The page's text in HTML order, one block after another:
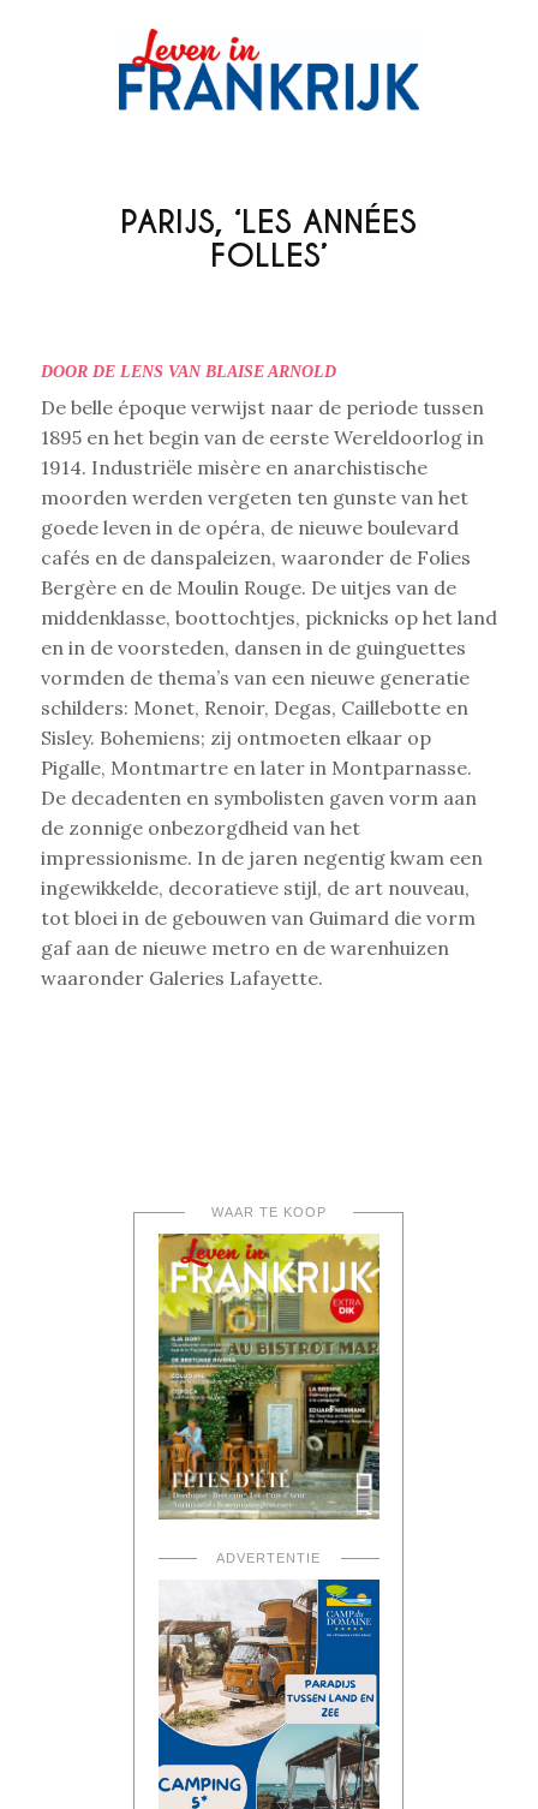
PARIJS, ‘LES ANNÉES
FOLLES’
DOOR DE LENS VAN BLAISE ARNOLD
De belle époque verwijst naar de periode tussen
1895 en het begin van de eerste Wereldoorlog in
1914. Industriële misère en anarchistische
moorden werden vergeten ten gunste van het
goede leven in de opéra, de nieuwe boulevard
cafés en de danspaleizen, waaronder de Folies
Bergère en de Moulin Rouge. De uitjes van de
middenklasse, boottochtjes, picknicks op het land
en in de voorsteden, dansen in de guinguettes
vormden de thema’s van een nieuwe generatie
schilders: Monet, Renoir, Degas, Caillebotte en
Sisley. Bohemiens; zij ontmoeten elkaar op
Pigalle, Montmartre en later in Montparnasse.
De decadenten en symbolisten gaven vorm aan
de zonnige onbezorgdheid van het
impressionisme. In de jaren negentig kwam een
ingewikkelde, decoratieve stijl, de art nouveau,
tot bloei in de gebouwen van Guimard die vorm
gaf aan de nieuwe metro en de warenhuizen
waaronder Galeries Lafayette.
WAAR TE KOOP
ADVERTENTIE